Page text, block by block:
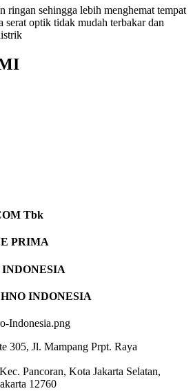
ringan sehingga lebih menghemat tempat
serat optik tidak mudah terbakar dan
Tbk
PRIMA
INDONESIA
305, Jl. Mampang Prpt. Raya
Pancoran, Kota Jakarta Selatan,
12760